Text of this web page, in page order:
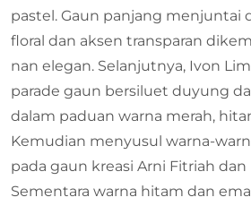
pastel. Gaun panjang menjuntai
floral dan aksen transparan
nan elegan. Selanjutnya, Ivon
parade gaun bersiluet duyung
dalam paduan warna merah,
Kemudian menyusul warna-
pada gaun kreasi Arni Fitriah dan
Sementara warna hitam dan